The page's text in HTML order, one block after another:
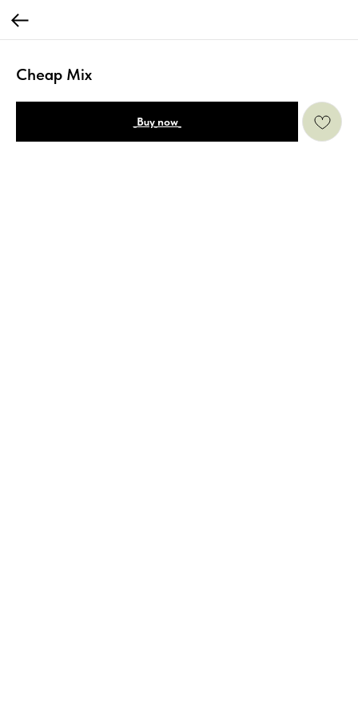
Cheap Mix
_Buy_now_